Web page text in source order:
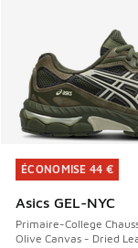
ÉCONOMISE 44 €
Asics GEL-NYC
Primaire-College
Olive Canvas - Dried
ÉCONOMISE 44 €